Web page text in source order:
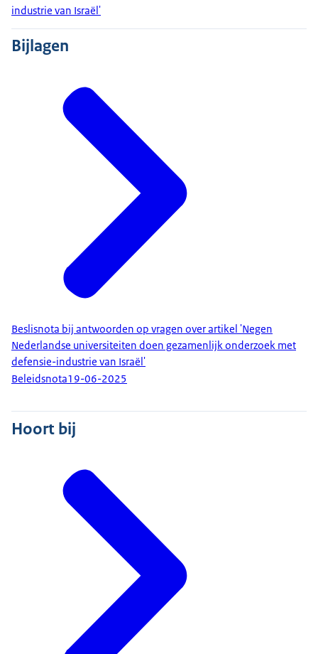
industrie van Israël'
Bijlagen
Beslisnota bij antwoorden op vragen over artikel 'Negen
Nederlandse universiteiten doen gezamenlijk onderzoek met
defensie-industrie van Israël'
Beleidsnota19-06-2025
Hoort bij